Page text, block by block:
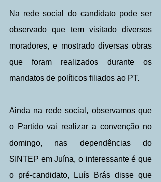
Na rede social do candidato pode ser
observado que tem visitado diversos
moradores, e mostrado diversas obras
que foram realizados durante os
mandatos de políticos filiados ao PT.
Ainda na rede social, observamos que
o Partido vai realizar a convenção no
domingo, nas dependências do
SINTEP em Juína, o interessante é que
o pré-candidato, Luís Brás disse que